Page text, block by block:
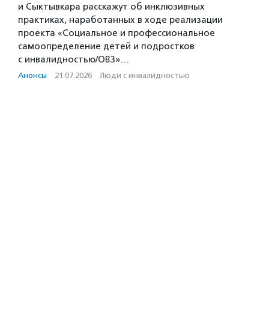
и Сыктывкара расскажут об инклюзивных
практиках, наработанных в ходе реализации
проекта «Социальное и профессиональное
самоопределение детей и подростков
с инвалидностью/ОВЗ»…
Анонсы · 21.07.2026 · Люди с инвалидностью